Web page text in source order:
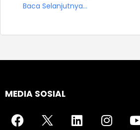
Baca Selanjutnya...
MEDIA SOSIAL